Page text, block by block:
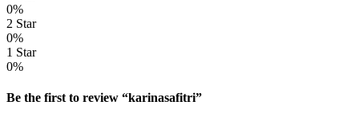
0%
2 Star
0%
1 Star
0%
Be the first to review “karinasafitri”